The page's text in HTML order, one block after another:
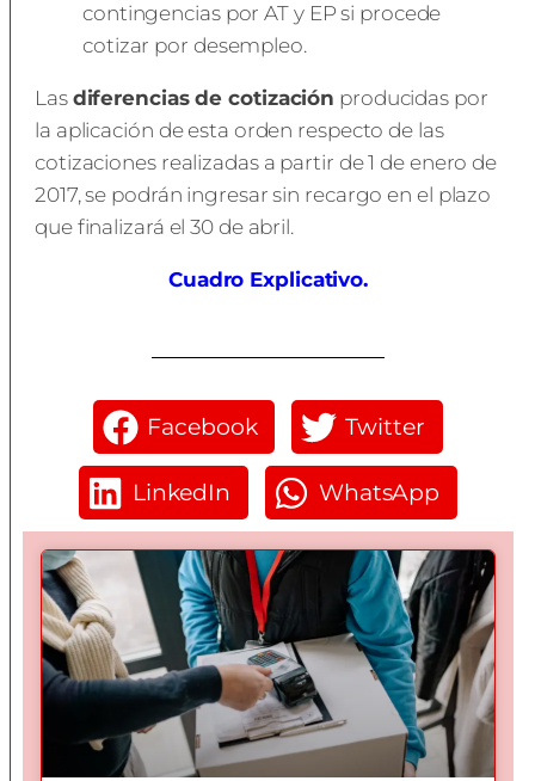
contingencias por AT y EP si procede
cotizar por desempleo.
Las diferencias de cotización producidas por
la aplicación de esta orden respecto de las
cotizaciones realizadas a partir de 1 de enero de
2017, se podrán ingresar sin recargo en el plazo
que finalizará el 30 de abril.
Cuadro Explicativo.
Facebook Twitter
LinkedIn WhatsApp